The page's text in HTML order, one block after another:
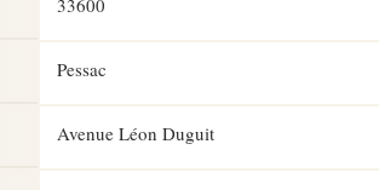
33600
Pessac
Avenue Léon Duguit